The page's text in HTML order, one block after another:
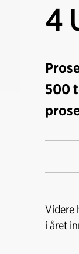
4
500
Videre
i året